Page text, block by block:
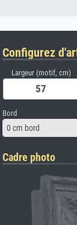
Configurez
Largeur (motif, cm)
Bord
0 cm bord
Cadre photo